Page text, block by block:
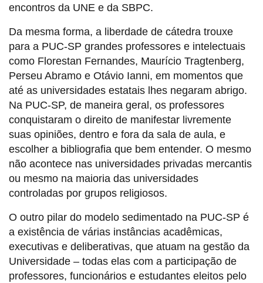
encontros da UNE e da SBPC.
Da mesma forma, a liberdade de cátedra trouxe
para a PUC-SP grandes professores e intelectuais
como Florestan Fernandes, Maurício Tragtenberg,
Perseu Abramo e Otávio Ianni, em momentos que
até as universidades estatais lhes negaram abrigo.
Na PUC-SP, de maneira geral, os professores
conquistaram o direito de manifestar livremente
suas opiniões, dentro e fora da sala de aula, e
escolher a bibliografia que bem entender. O mesmo
não acontece nas universidades privadas mercantis
ou mesmo na maioria das universidades
controladas por grupos religiosos.
O outro pilar do modelo sedimentado na PUC-SP é
a existência de várias instâncias acadêmicas,
executivas e deliberativas, que atuam na gestão da
Universidade – todas elas com a participação de
professores, funcionários e estudantes eleitos pelo